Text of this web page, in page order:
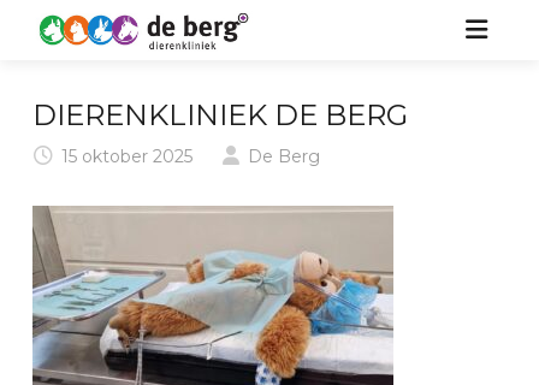
ZORG VOOR UW DIER
HOND
KAT
PAARD
KONIJN & KNAAGDIER
OVER ONS
KIDS
NIEUWS
CONTACT
DIERENKLINIEK DE BERG
15 oktober 2025 De Berg